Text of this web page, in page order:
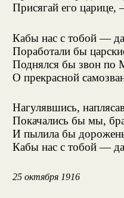
Присягай его
Кабы нас с тобой —
Поработали бы
Поднялся бы звон по
О прекрасной
Нагулявшись,
Покачались бы мы,
И пылила бы
Кабы нас с тобой — да
25 октября 1916